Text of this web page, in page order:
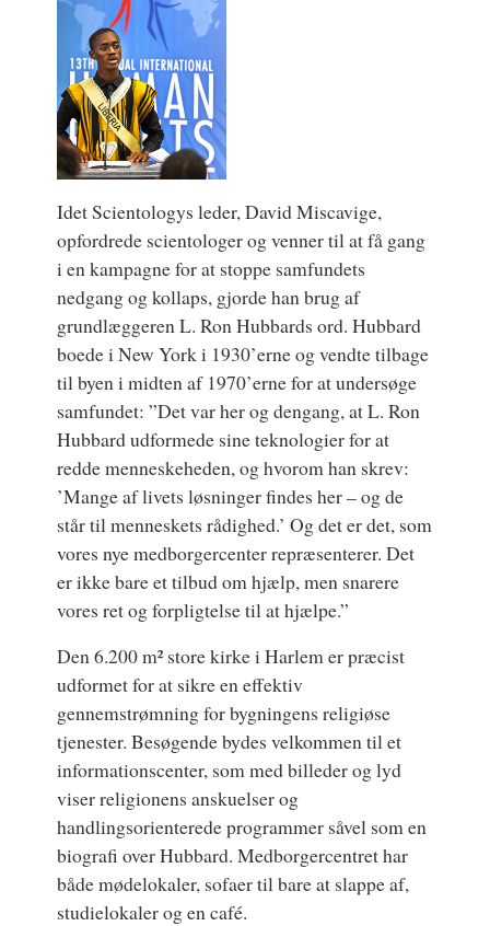
Idet Scientologys leder, David Miscavige,
opfordrede scientologer og venner til at få gang
i en kampagne for at stoppe samfundets
nedgang og kollaps, gjorde han brug af
grundlæggeren L. Ron Hubbards ord. Hubbard
boede i New York i 1930’erne og vendte tilbage
til byen i midten af 1970’erne for at undersøge
samfundet: ”Det var her og dengang, at L. Ron
Hubbard udformede sine teknologier for at
redde menneskeheden, og hvorom han skrev:
’Mange af livets løsninger findes her – og de
står til menneskets rådighed.’ Og det er det, som
vores nye medborgercenter repræsenterer. Det
er ikke bare et tilbud om hjælp, men snarere
vores ret og forpligtelse til at hjælpe.”
Den 6.200 m² store kirke i Harlem er præcist
udformet for at sikre en effektiv
gennemstrømning for bygningens religiøse
tjenester. Besøgende bydes velkommen til et
informationscenter, som med billeder og lyd
viser religionens anskuelser og
handlingsorienterede programmer såvel som en
biografi over Hubbard. Medborgercentret har
både mødelokaler, sofaer til bare at slappe af,
studielokaler og en café.